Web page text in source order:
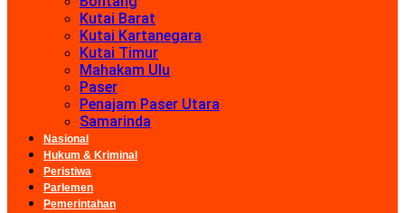
Kutai Barat
Kutai Kartanegara
Kutai Timur
Mahakam Ulu
Paser
Penajam Paser Utara
Samarinda
Nasional
Hukum & Kriminal
Peristiwa
Parlemen
Pemerintahan